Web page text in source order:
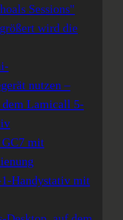
nutzen –
dem Lamicall 5-
GC7 mit
Handystativ mit